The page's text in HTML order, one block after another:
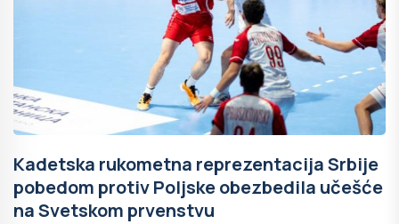
Kadetska rukometna reprezentacija Srbije
pobedom protiv Poljske obezbedila učešće
na Svetskom prvenstvu